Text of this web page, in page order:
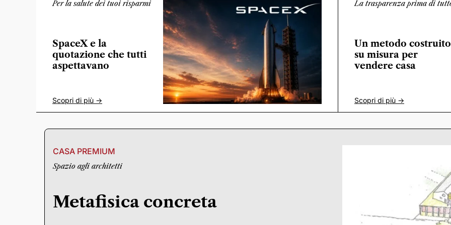
Per la salute dei tuoi risparmi
SpaceX e la
quotazione che tutti
aspettavano
Scopri di più ->
La trasparenza prima di
Un metodo costruito
su misura per
vendere casa
Scopri di più ->
CASA PREMIUM
Spazio agli architetti
Metafisica concreta